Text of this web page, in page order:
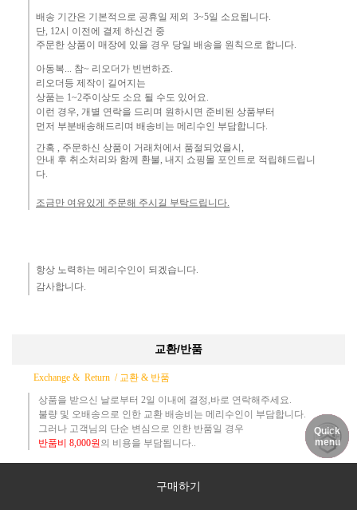
배송 기간은 기본적으로 공휴일 제외 3~5일 소요됩니다.
단, 12시 이전에 결제 하신건 중 ​
주문한 상품이 매장에 있을 경우 당일 배송을 원칙으로 합니다.
아동복... 참~ 리오더가 빈번하죠.​
리오더등 제작이 길어지는
상품는 1~2주이상도 소요 될 수도 있어요.
이런 경우, 개별 연락을 드리며 원하시면 준비된 상품부터
먼 저 부분배송해드리며 배송비는 메리수인 부담합니다.
간혹 , 주문하신 상품이 거래처에서 품절되었을시,
안내 후 취소처리와 함께 환불, 내지 쇼핑몰 포인트로 적립해드립니
다.
조금만 여유있게 주문해 주시길 부탁드립니다.
항상 노력하는 메리수인이 되겠습니다.​
감사합니다.​
교환/반품
Exchange & Return / 교환 & 반품
상품을 받으신 날로부터 2일 이내에 결정,바로 연락해주세요.
불량 및 오배송으로 인한 교환 배송비는 메리수인이 부담합니다.
그러나 고객님의 단순 변심으로 인한 반품일 경우
반품비 8,000원 의 비용을 부담됩니다..
구매하기
NOTICE
MY PAGE
DELIVERY
Quick
menu